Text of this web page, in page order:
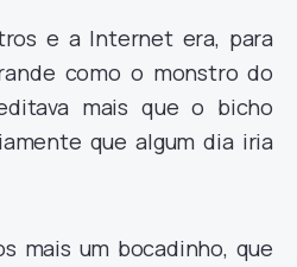
e a Internet era, para
como o monstro do
mais que o bicho
que algum dia iria
mais um bocadinho, que